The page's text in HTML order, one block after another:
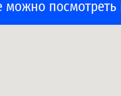
можно